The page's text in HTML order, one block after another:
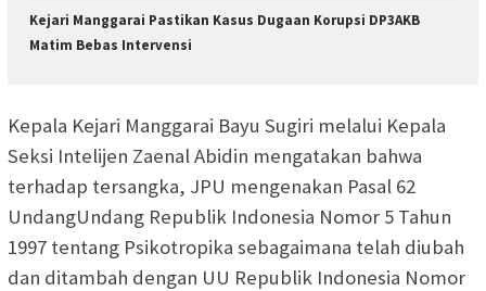
Kejari Manggarai Pastikan Kasus Dugaan Korupsi DP3AKB
Matim Bebas Intervensi
Kepala Kejari Manggarai Bayu Sugiri melalui Kepala
Seksi Intelijen Zaenal Abidin mengatakan bahwa
terhadap tersangka, JPU mengenakan Pasal 62
UndangUndang Republik Indonesia Nomor 5 Tahun
1997 tentang Psikotropika sebagaimana telah diubah
dan ditambah dengan UU Republik Indonesia Nomor